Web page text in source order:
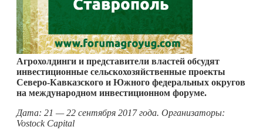
Агрохолдинги и представители властей обсудят
инвестиционные сельскохозяйственные проекты
Северо-Кавказского и Южного федеральных округов
на международном инвестиционном форуме.
Дата: 21 — 22 сентября 2017 года. Организаторы:
Vostock Capital